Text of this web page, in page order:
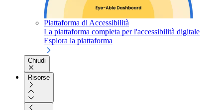
Piattaforma di Accessibilità
La piattaforma completa per l'accessibilità digitale
Esplora la piattaforma
Chiudi
Risorse